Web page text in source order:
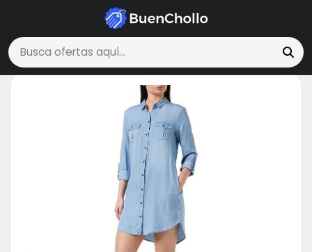
Buscar ofertas
Moda y AccesoriosVero Moda Mujer Vmsilla LS Short Dress Lt Bl